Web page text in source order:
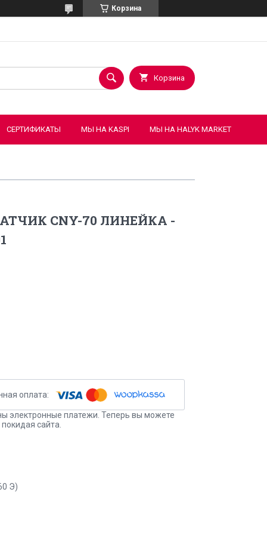
Корзина
Корзина
СЕРТИФИКАТЫ МЫ НА KASPI МЫ НА HALYK MARKET
CNY-70 ЛИНЕЙКА -
электронные платежи. Теперь вы можете
сайта.
Э)